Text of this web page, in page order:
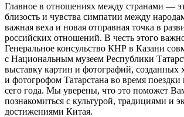
Главное в отношениях между странами —
близость и чувства симпатии между
важная веха и новая отправная точка в
российских отношений. В честь этого
Генеральное консульство КНР в Казани
с Национальным музеем Республики
выставку картин и фотографий, созданных
и фотогрофом Татарстана во время
сего года. Мы уверены, что это поможет
познакомиться с культурой, традициями и
достижениями Китая.